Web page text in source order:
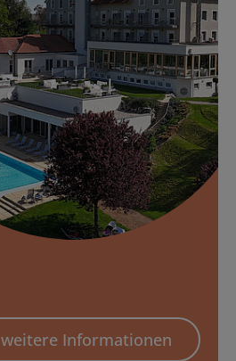
weitere Informationen